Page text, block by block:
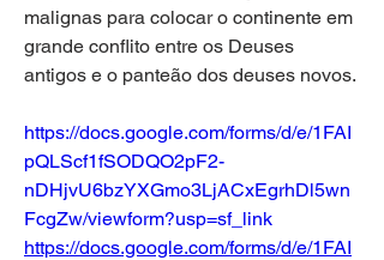
malignas para colocar o continente em
grande conflito entre os Deuses
antigos e o panteão dos deuses novos.
https://docs.google.com/forms/d/e/1FAI
pQLScf1fSODQO2pF2-
nDHjvU6bzYXGmo3LjACxEgrhDl5wn
FcgZw/viewform?usp=sf_link
https://docs.google.com/forms/d/e/1FAI